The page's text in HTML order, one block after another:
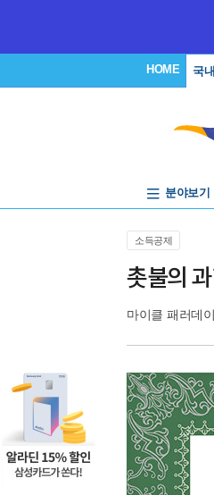
HOME 국
분야보기
소득공제
촛불의
마이클 패러데이